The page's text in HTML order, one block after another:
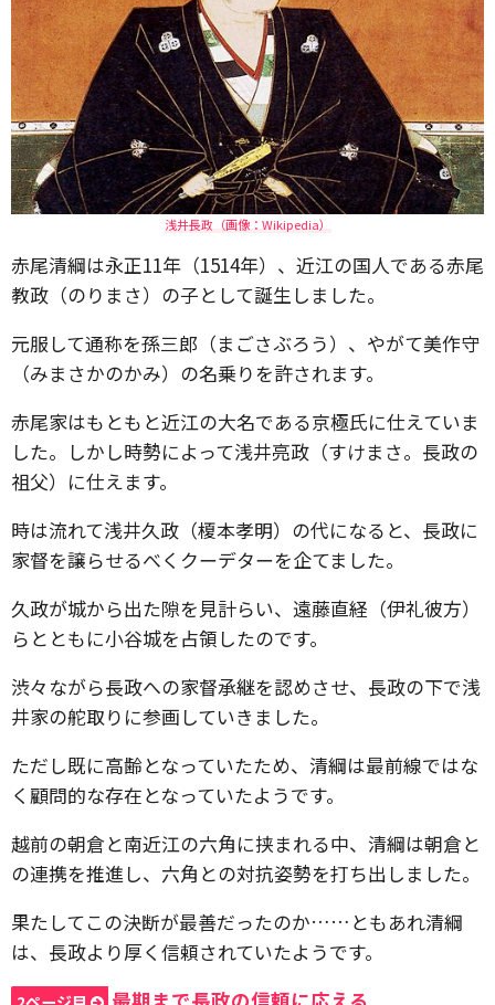
浅井長政（画像：Wikipedia）
赤尾清綱は永正11年（1514年）、近江の国人である赤尾
教政（のりまさ）の子として誕生しました。
元服して通称を孫三郎（まごさぶろう）、やがて美作守
（みまさかのかみ）の名乗りを許されます。
赤尾家はもともと近江の大名である京極氏に仕えていま
した。しかし時勢によって浅井亮政（すけまさ。長政の
祖父）に仕えます。
時は流れて浅井久政（榎本孝明）の代になると、長政に
家督を譲らせるべくクーデターを企てました。
久政が城から出た隙を見計らい、遠藤直経（伊礼彼方）
らとともに小谷城を占領したのです。
渋々ながら長政への家督承継を認めさせ、長政の下で浅
井家の舵取りに参画していきました。
ただし既に高齢となっていたため、清綱は最前線ではな
く顧問的な存在となっていたようです。
越前の朝倉と南近江の六角に挟まれる中、清綱は朝倉と
の連携を推進し、六角との対抗姿勢を打ち出しました。
果たしてこの決断が最善だったのか……ともあれ清綱
は、長政より厚く信頼されていたようです。